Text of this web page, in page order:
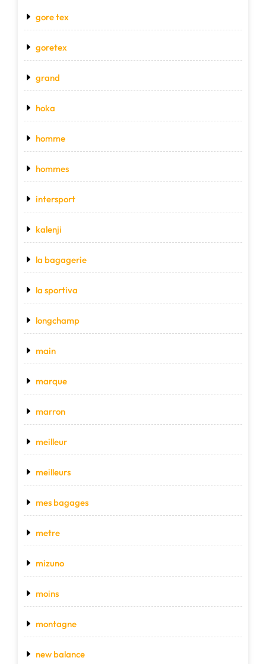
gore tex
goretex
grand
hoka
homme
hommes
intersport
kalenji
la bagagerie
la sportiva
longchamp
main
marque
marron
meilleur
meilleurs
mes bagages
metre
mizuno
moins
montagne
new balance